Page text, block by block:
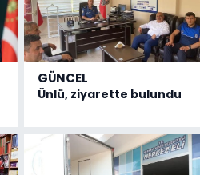
GÜNCEL
Ünlü, ziyarette bulundu